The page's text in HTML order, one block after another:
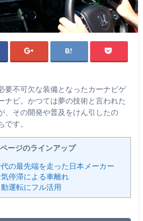
要不可欠な装備となったカーナビゲ
ナビ。かつては夢の技術と言われた
、その開発や普及をけん引したの
す。
ージのラインアップ
の最先端を走った日本メーカー
停滞による車離れ
運転にフル活用